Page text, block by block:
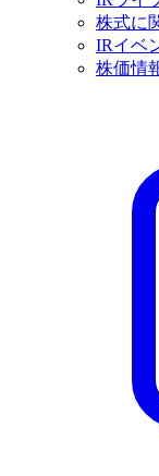
株式に
IRイベ
株価情